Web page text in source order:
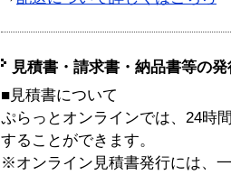
見積書・請求書・納品書等の
■見積書について
ぷらっとオンラインでは、24時
することができます。
※オンライン見積書発行には、